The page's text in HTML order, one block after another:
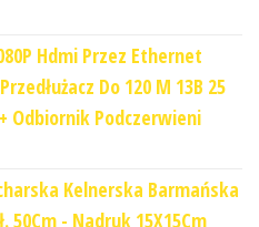
Hdmi Przez Ethernet
Do 120 M 13B 25
Odbiornik Podczerwieni
Kelnerska Barmańska
50Cm - Nadruk 15X15Cm